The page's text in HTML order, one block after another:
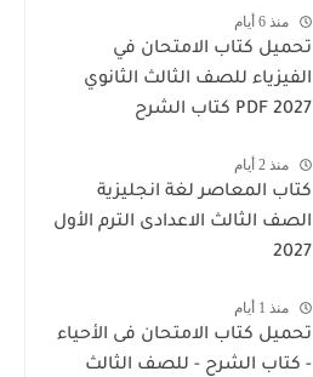
منذ 6 أيام
تحميل كتاب الامتحان في
الفيزياء للصف الثالث الثانوي
2027 PDF كتاب الشرح
منذ 2 أيام
كتاب المعاصر لغة انجليزية
الصف الثالث الاعدادى الترم الأول
2027
منذ 1 أيام
تحميل كتاب الامتحان فى الأحياء
- كتاب الشرح - للصف الثالث